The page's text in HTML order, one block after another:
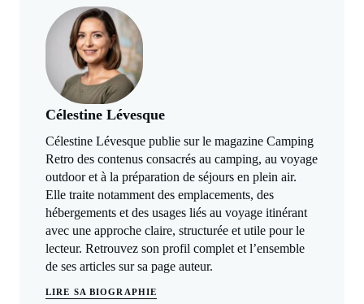
Célestine Lévesque
Célestine Lévesque publie sur le magazine Camping
Retro des contenus consacrés au camping, au voyage
outdoor et à la préparation de séjours en plein air.
Elle traite notamment des emplacements, des
hébergements et des usages liés au voyage itinérant
avec une approche claire, structurée et utile pour le
lecteur. Retrouvez son profil complet et l’ensemble
de ses articles sur sa page auteur.
LIRE SA BIOGRAPHIE